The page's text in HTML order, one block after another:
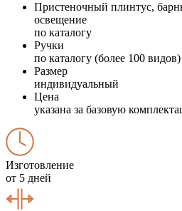
Пристеночный плинтус,
освещение
по каталогу
Ручки
по каталогу (более 100 видов)
Размер
индивидуальный
Цена
указана за базовую
Изготовление
от 5 дней